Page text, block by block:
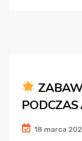
PODCZAS
18 marca